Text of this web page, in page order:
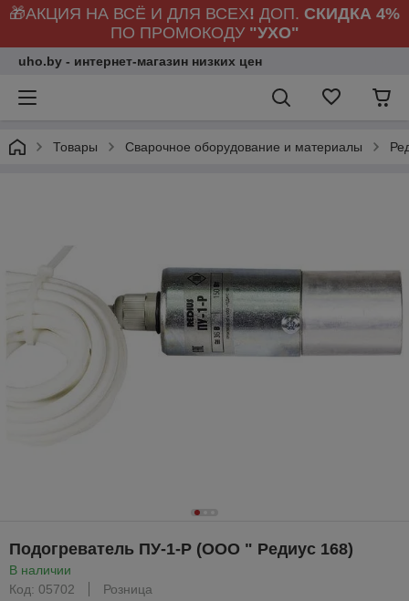
🎁АКЦИЯ НА ВСЁ И ДЛЯ ВСЕХ! ДОП. СКИДКА 4%
ПО ПРОМОКОДУ "УХО"
uho.by - интернет-магазин низких цен
Товары Сварочное оборудование и материалы
Подогреватель ПУ-1-Р (ООО " Редиус 168)
В наличии
Код: 05702
Розница